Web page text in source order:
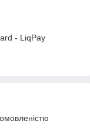
- LiqPay